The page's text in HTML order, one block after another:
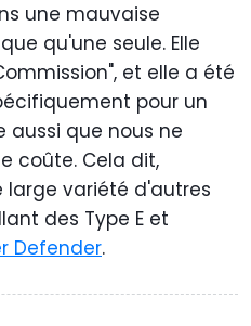
une mauvaise
qu'une seule. Elle
et elle a été
pour un
aussi que nous ne
coûte. Cela dit,
large variété d'autres
des Type E et
Defender.